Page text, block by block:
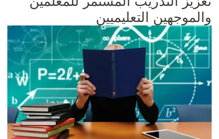
والموجهين التعليميين